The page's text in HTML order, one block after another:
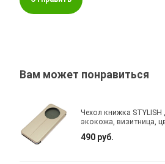
Вам может понравиться
Чехол книжка STYLISH
экокожа, визитница,
490 руб.